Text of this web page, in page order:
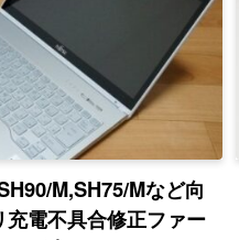
M,SH75/Mなど向
充電不具合修正ファー